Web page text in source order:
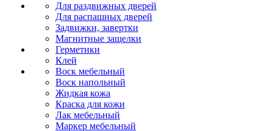
Для раздвижных дверей
Для распашных дверей
Задвижки, завертки
Магнитные защелки
Герметики
Клей
Воск мебельный
Воск напольный
Жидкая кожа
Краска для кожи
Лак мебельный
Маркер мебельный